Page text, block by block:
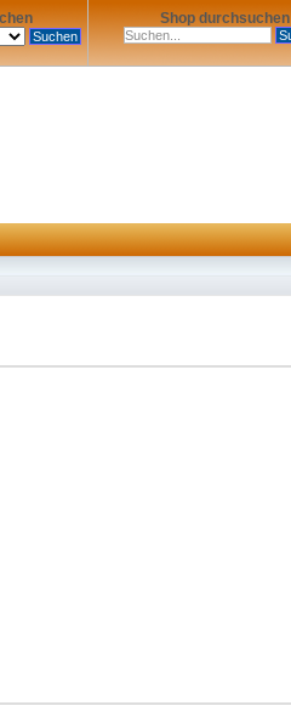
Shop durchsuchen